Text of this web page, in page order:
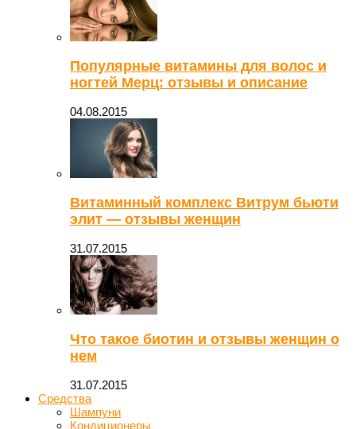
Популярные витамины для волос и
ногтей Мерц: отзывы и описание
04.08.2015
Витаминный комплекс Витрум бьюти
элит — отзывы женщин
31.07.2015
Что такое биотин и отзывы женщин о
нем
31.07.2015
Средства
Шампуни
Кондиционеры